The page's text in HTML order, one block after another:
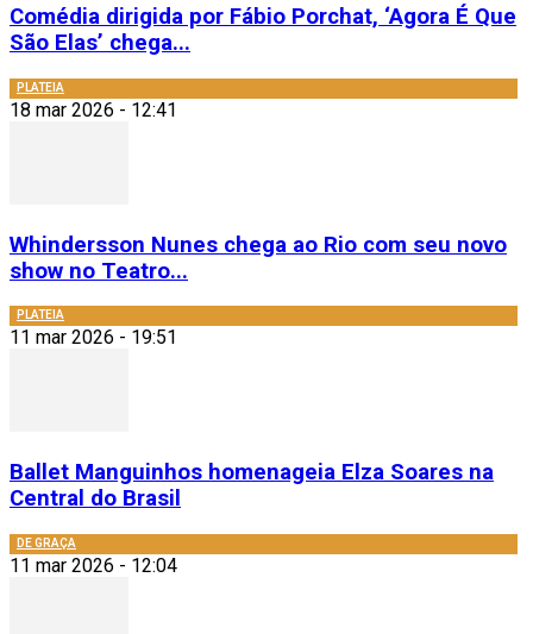
Comédia dirigida por Fábio Porchat, ‘Agora É Que
São Elas’ chega...
PLATEIA
18 mar 2026 - 12:41
Whindersson Nunes chega ao Rio com seu novo
show no Teatro...
PLATEIA
11 mar 2026 - 19:51
Ballet Manguinhos homenageia Elza Soares na
Central do Brasil
DE GRAÇA
11 mar 2026 - 12:04